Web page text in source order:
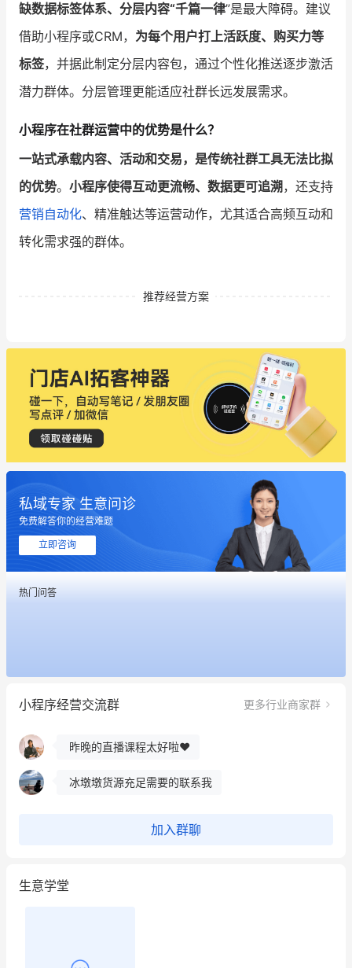
缺数据标签体系、分层内容“千篇一律”是最大障碍。建议
借助小程序或CRM， 为每个用户打上活跃度、购买力等
标签，并据此制定分层内容包，通过个性化推送逐步激活
潜力群体。分层管理更能适应社群长远发展需求。
小程序在社群运营中的优势是什么？
一站式承载内容、活动和交易，是传统社群工具无法比拟
的优势。 小程序使得互动更流畅、数据更可追溯 ，还支持
营销自动化、精准触达等运营动作，尤其适合高频互动和
转化需求强的群体。
推荐经营方案
私域专家 生意问诊
免费解答你的经营难题
立即咨询
热门问答
小程序经营交流群 更多行业商家群
用有赞就能在微信、小红书同时经营了
餐饮也得靠私域和服务提高竞争力
昨晚的直播课程太好啦❤️
冰墩墩货源充足需要的联系我
加入群聊
生意学堂